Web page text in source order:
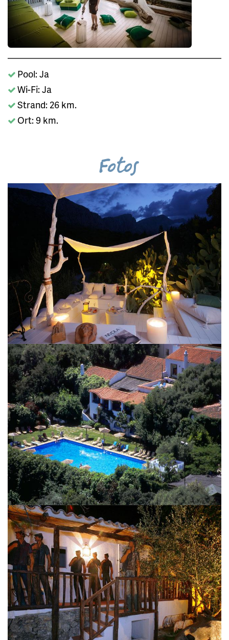
Pool: Ja
Wi-Fi: Ja
Strand: 26 km.
Ort: 9 km.
Fotos